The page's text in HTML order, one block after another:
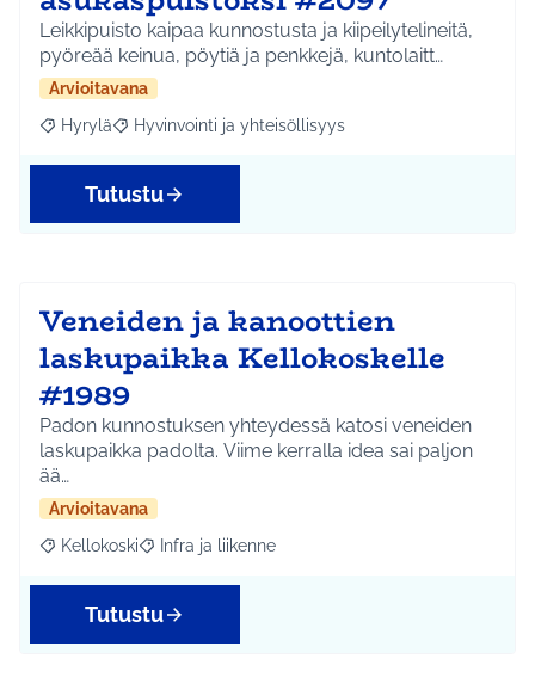
Leikkipuisto kaipaa kunnostusta ja kiipeilytelineitä,
pyöreää keinua, pöytiä ja penkkejä, kuntolaitt…
Arvioitavana
Rajaa tulokset aihepiirin mukaan: Hyrylä
Hyrylä Rajaa tulokset teeman mukaan: Hyvinvointi ja
Hyvinvointi ja yhteisöllisyys
Tutustu
Veneiden ja kanoottien
laskupaikka Kellokoskelle
#1989
Padon kunnostuksen yhteydessä katosi veneiden
laskupaikka padolta. Viime kerralla idea sai paljon
ää…
Arvioitavana
Rajaa tulokset aihepiirin mukaan: Kellokoski
Kellokoski Rajaa tulokset teeman mukaan: Infra ja liikenne
Infra ja liikenne
Tutustu